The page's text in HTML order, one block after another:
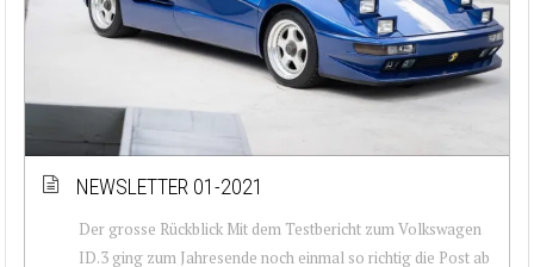
NEWSLETTER 01-2021
Der grosse Rückblick Mit dem Testbericht zum Volkswagen
ID.3 ging zum Jahresende noch einmal so richtig die Post ab